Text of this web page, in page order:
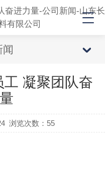
闻
凝聚团队奋
浏览次数： 55